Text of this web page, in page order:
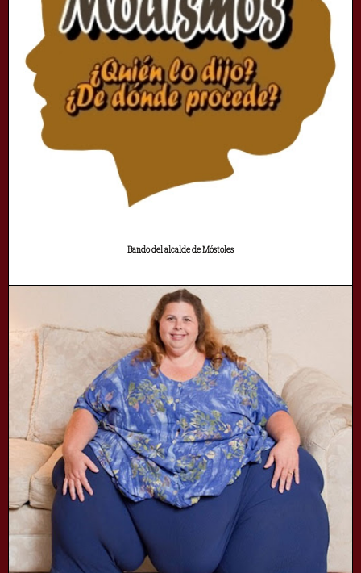
Bando del alcalde de Móstoles